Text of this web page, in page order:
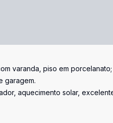
varanda, piso em
garagem.
aquecimento solar,